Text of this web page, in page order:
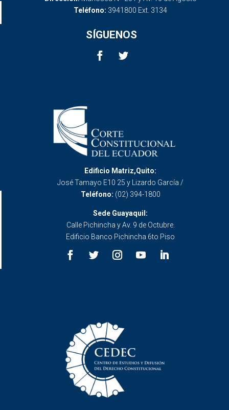
Teléfono: 3941800 Ext. 3134
SÍGUENOS
Edificio Matriz,Quito:
José Tamayo E10 25 y Lizardo García /
Teléfono: (02) 394-1800
Sede Guayaquil:
Calle Pichincha y Av. 9 de Octubre.
Edificio Banco Pichincha 6to Piso